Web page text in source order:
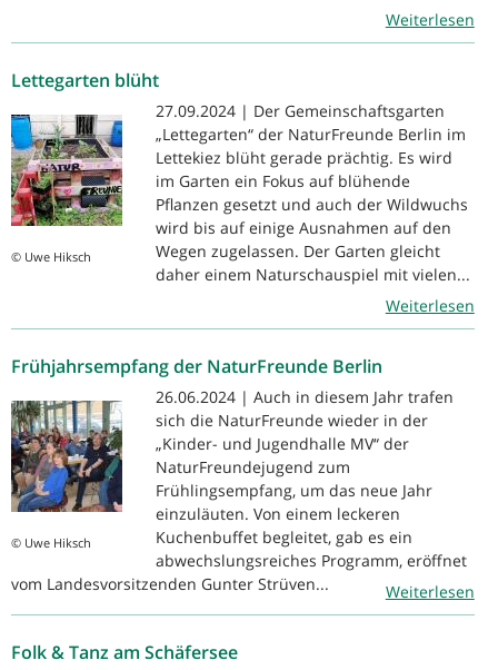
Weiterlesen
Lettegarten blüht
© Uwe Hiksch
27.09.2024 | Der Gemeinschaftsgarten
„Lettegarten“ der NaturFreunde Berlin im
Lettekiez blüht gerade prächtig. Es wird
im Garten ein Fokus auf blühende
Pflanzen gesetzt und auch der Wildwuchs
wird bis auf einige Ausnahmen auf den
Wegen zugelassen. Der Garten gleicht
daher einem Naturschauspiel mit vielen...
Weiterlesen
Frühjahrsempfang der NaturFreunde Berlin
© Uwe Hiksch
26.06.2024 | Auch in diesem Jahr trafen
sich die NaturFreunde wieder in der
„Kinder- und Jugendhalle MV“ der
NaturFreundejugend zum
Frühlingsempfang, um das neue Jahr
einzuläuten. Von einem leckeren
Kuchenbuffet begleitet, gab es ein
abwechslungsreiches Programm, eröffnet
vom Landesvorsitzenden Gunter Strüven...
Weiterlesen
Folk & Tanz am Schäfersee